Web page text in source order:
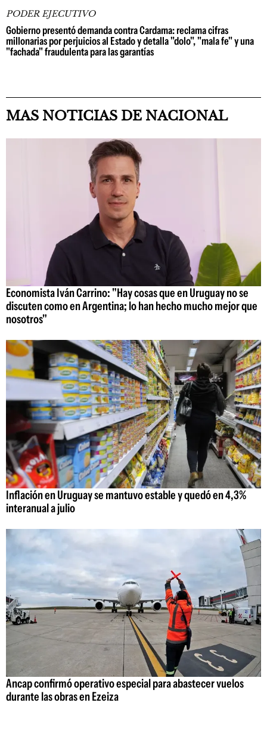
PODER EJECUTIVO
Gobierno presentó demanda contra Cardama: reclama cifras
millonarias por perjuicios al Estado y detalla "dolo", "mala fe" y una
"fachada" fraudulenta para las garantías
MAS NOTICIAS DE NACIONAL
Economista Iván Carrino: "Hay cosas que en Uruguay no se
discuten como en Argentina; lo han hecho mucho mejor que
nosotros"
Inflación en Uruguay se mantuvo estable y quedó en 4,3%
interanual a julio
Ancap confirmó operativo especial para abastecer vuelos
durante las obras en Ezeiza